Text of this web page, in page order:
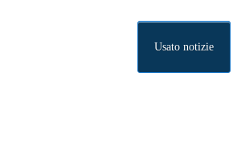
Usato notizie